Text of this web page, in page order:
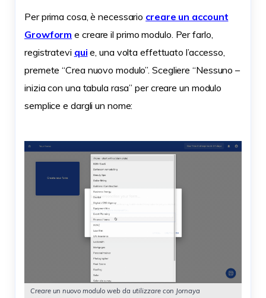
Per prima cosa, è necessario creare un account
Growform e creare il primo modulo. Per farlo,
registratevi qui e, una volta effettuato l’accesso,
premete “Crea nuovo modulo”. Scegliere “Nessuno –
inizia con una tabula rasa” per creare un modulo
semplice e dargli un nome:
Creare un nuovo modulo web da utilizzare con Jornaya